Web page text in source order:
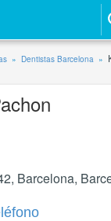
Dentistas Barcelona
Barcelona,